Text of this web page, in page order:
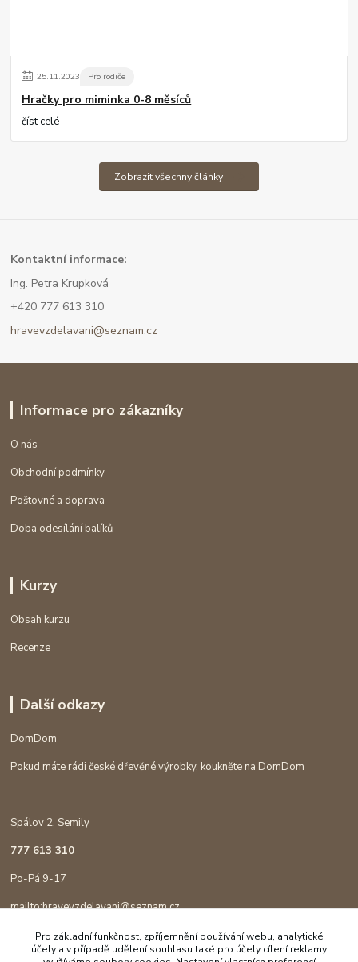
25.11.2023 Pro rodiče
Hračky pro miminka 0-8 měsíců
číst celé
Zobrazit všechny články
Kontaktní informace:
Ing. Petra Krupková
+420 777 613 310
hravevzdelavani@seznam.cz
Informace pro zákazníky
O nás
Obchodní podmínky
Poštovné a doprava
Doba odesílání balíků
Kurzy
Obsah kurzu
Recenze
Další odkazy
DomDom
Pokud máte rádi české dřevěné výrobky, koukněte na DomDom
Spálov 2, Semily
777 613 310
Po-Pá 9-17
mailto:hravevzdelavani@seznam.cz
Pro základní funkčnost, zpříjemnění používání webu, analytické
účely a v případě udělení souhlasu také pro účely cílení reklamy